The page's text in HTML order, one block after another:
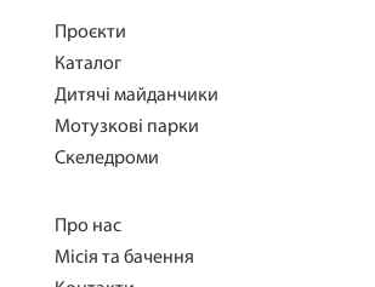
Проєкти
Каталог
Дитячі майданчики
Мотузкові парки
Скеледроми
Про нас
Місія та бачення